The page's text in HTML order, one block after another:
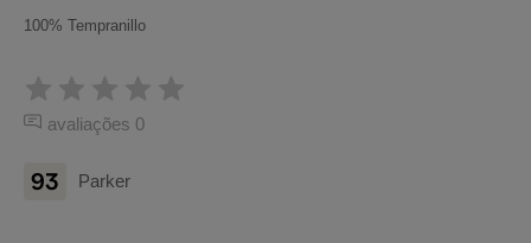
100% Tempranillo
avaliações 0
93 Parker